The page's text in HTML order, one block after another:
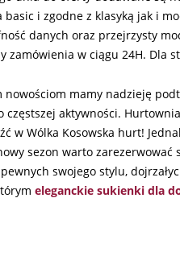
i zgodne z klasyką jak i
danych oraz przejrzysty
zamówienia w ciągu 24H.
nowościom mamy nadzieję
częstszej aktywności.
w Wólka Kosowska hurt!
sezon warto
swojego stylu,
eleganckie sukienki dla